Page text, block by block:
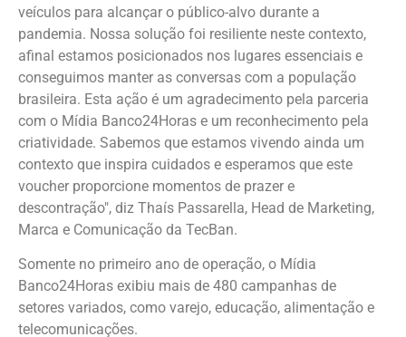
veículos para alcançar o público-alvo durante a
pandemia. Nossa solução foi resiliente neste contexto,
afinal estamos posicionados nos lugares essenciais e
conseguimos manter as conversas com a população
brasileira. Esta ação é um agradecimento pela parceria
com o Mídia Banco24Horas e um reconhecimento pela
criatividade. Sabemos que estamos vivendo ainda um
contexto que inspira cuidados e esperamos que este
voucher proporcione momentos de prazer e
descontração", diz Thaís Passarella, Head de Marketing,
Marca e Comunicação da TecBan.
Somente no primeiro ano de operação, o Mídia
Banco24Horas exibiu mais de 480 campanhas de
setores variados, como varejo, educação, alimentação e
telecomunicações.